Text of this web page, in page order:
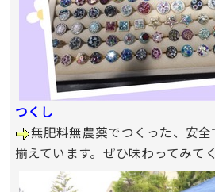
つくし
無肥料無農薬でつくった、安
揃えています。ぜひ味わってみて